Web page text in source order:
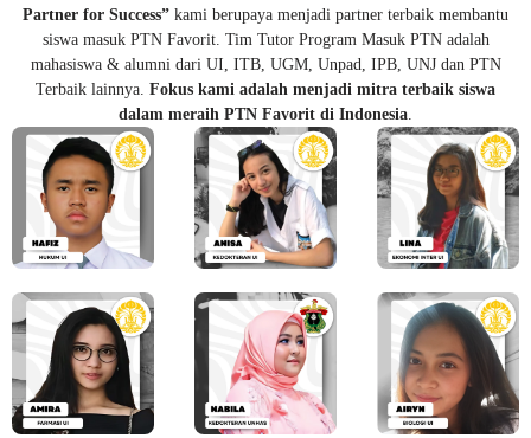
Partner for Success” kami berupaya menjadi partner terbaik membantu
siswa masuk PTN Favorit. Tim Tutor Program Masuk PTN adalah
mahasiswa & alumni dari UI, ITB, UGM, Unpad, IPB, UNJ dan PTN
Terbaik lainnya. Fokus kami adalah menjadi mitra terbaik siswa
dalam meraih PTN Favorit di Indonesia